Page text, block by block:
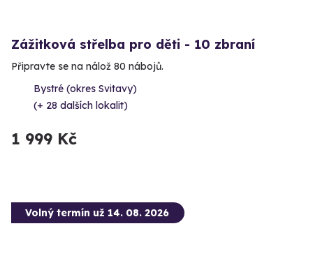
Zážitková střelba pro děti - 10 zbraní
Připravte se na nálož 80 nábojů.
Bystré (okres Svitavy)
(+ 28 dalších lokalit)
1 999 Kč
Volný termín už 14. 08. 2026